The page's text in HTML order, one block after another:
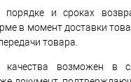
и сроках
в момент доставки
товара.
качества возможен в